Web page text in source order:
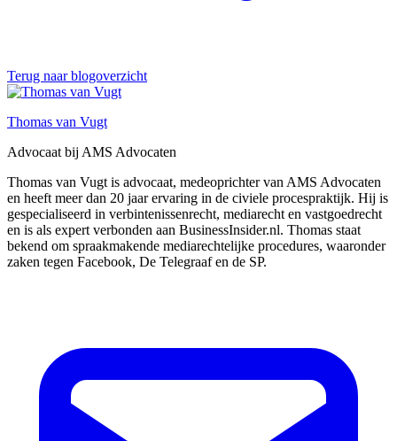
Terug naar blogoverzicht
Thomas van Vugt
Advocaat bij AMS Advocaten
Thomas van Vugt is advocaat, medeoprichter van AMS Advocaten
en heeft meer dan 20 jaar ervaring in de civiele procespraktijk. Hij is
gespecialiseerd in verbintenissenrecht, mediarecht en vastgoedrecht
en is als expert verbonden aan BusinessInsider.nl. Thomas staat
bekend om spraakmakende mediarechtelijke procedures, waaronder
zaken tegen Facebook, De Telegraaf en de SP.